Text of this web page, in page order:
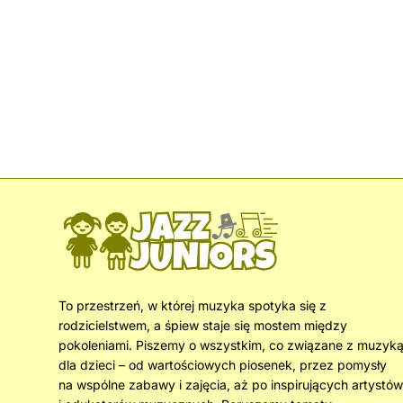
To przestrzeń, w której muzyka spotyka się z
rodzicielstwem, a śpiew staje się mostem między
pokoleniami. Piszemy o wszystkim, co związane z muzyką
dla dzieci – od wartościowych piosenek, przez pomysły
na wspólne zabawy i zajęcia, aż po inspirujących artystów